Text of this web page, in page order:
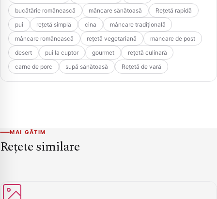
bucătărie românească
mâncare sănătoasă
Rețetă rapidă
pui
rețetă simplă cina
mâncare tradițională
mâncare românească
rețetă vegetariană
mancare de post
desert
pui la cuptor gourmet
rețetă culinară
carne de porc
supă sănătoasă Rețetă de vară
MAI GĂTIM
Rețete similare